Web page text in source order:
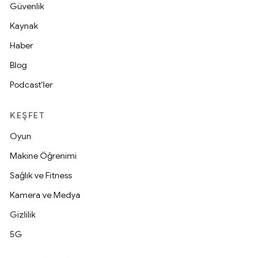
Güvenlik
Kaynak
Haber
Blog
Podcast'ler
KEŞFET
Oyun
Makine Öğrenimi
Sağlık ve Fitness
Kamera ve Medya
Gizlilik
5G